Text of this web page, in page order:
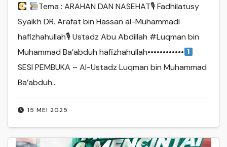
15 MEI 2025
Tema : ARAHAN DAN NASEHAT🎙 Fadhilatusy
Syaikh DR. Arafat bin Hassan al-Muhammadi
hafizhahullah🎙 Ustadz Abu Abdillah #Luqman bin
Muhammad Ba’abduh hafizhahullah••••••••••••
SESI PEMBUKA – Al-Ustadz Luqman bin Muhammad
Ba’abduh…